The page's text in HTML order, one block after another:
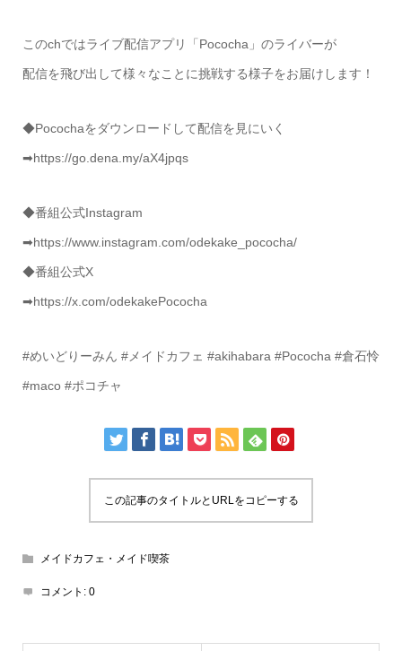
このchではライブ配信アプリ「Pococha」のライバーが
配信を飛び出して様々なことに挑戦する様子をお届けします！
◆Pocochaをダウンロードして配信を見にいく
➡︎https://go.dena.my/aX4jpqs
◆番組公式Instagram
➡︎https://www.instagram.com/odekake_pococha/
◆番組公式X
➡︎https://x.com/odekakePococha
#めいどりーみん #メイドカフェ #akihabara #Pococha #倉石怜
#maco #ポコチャ
この記事のタイトルとURLをコピーする
メイドカフェ・メイド喫茶
コメント: 0